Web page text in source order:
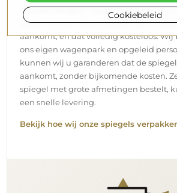
U hoeft zich geen zorgen te maken
zorgen ervoor dat de spiegel die u
aankomt, en dat volledig kosteloos. Wij
ons eigen wagenpark en opgeleid
kunnen wij u garanderen dat de
aankomt, zonder bijkomende kosten.
spiegel met grote afmetingen bestelt,
een snelle levering.
Bekijk hoe wij onze spiegels
Cookiebeleid